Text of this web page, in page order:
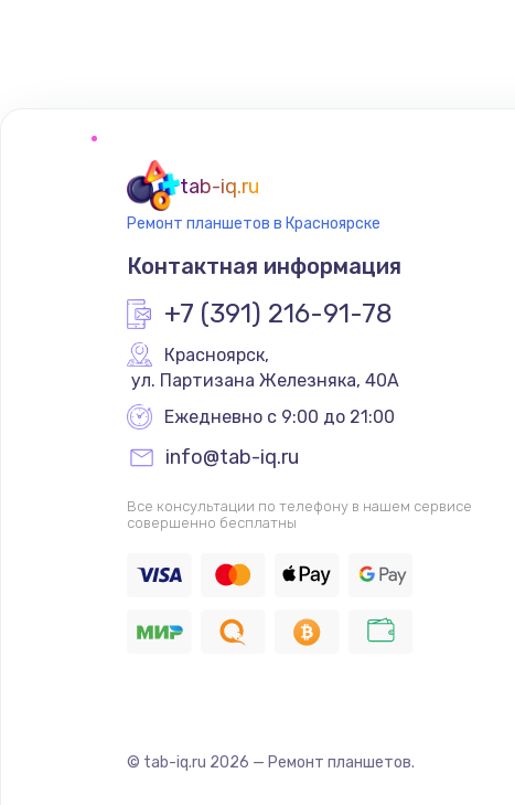
tab-iq.ru
Ремонт планшетов в Красноярске
Контактная информация
+7 (391) 216-91-78
Красноярск,
ул. Партизана Железняка, 40А
Ежедневно с 9:00 до 21:00
info@tab-iq.ru
Все консультации по телефону в нашем сервисе
совершенно бесплатны
© tab-iq.ru 2026 — Ремонт планшетов.